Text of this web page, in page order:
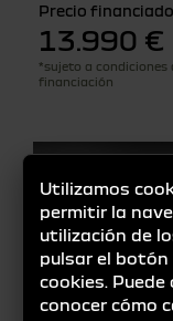
Precio financiado
13.990 €
*sujeto a condiciones
financiación
Utilizamos
permitir la
utilización de
pulsar el botón
cookies.
conocer cómo